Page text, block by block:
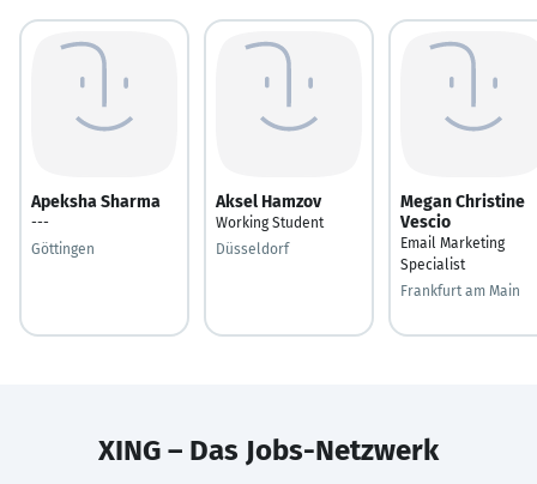
Apeksha Sharma
---
Göttingen
Aksel Hamzov
Working Student
Düsseldorf
Megan Christine
Vescio
Email Marketing
Specialist
Frankfurt am Main
XING – Das Jobs-Netzwerk